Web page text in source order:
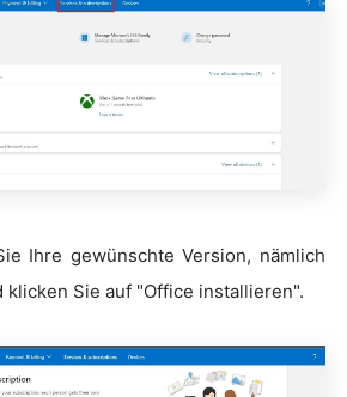
Ihre gewünschte Version, nämlich
klicken Sie auf "Office installieren".